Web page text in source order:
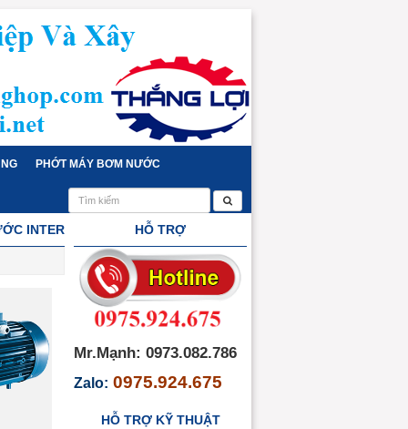
PHỚT MÁY BƠM NƯỚC
INTER HỖ TRỢ
Mr.Mạnh: 0973.082.786
Zalo: 0975.924.675
HỖ TRỢ KỸ THUẬT